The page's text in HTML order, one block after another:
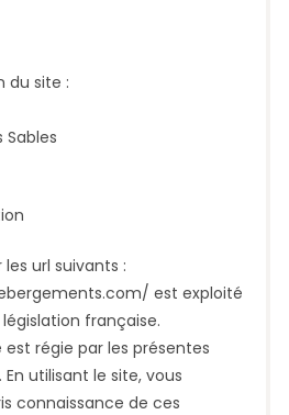
du site :
Sables
url suivants :
est exploité
française.
est régie par les présentes
utilisant le site, vous
connaissance de ces